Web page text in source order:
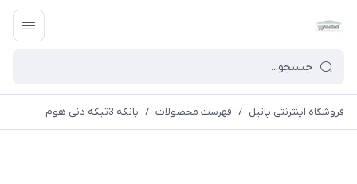
فروشگاه اینترنتی پاتیل / فهرست محصولات / بانکه 3تیکه دنی هوم